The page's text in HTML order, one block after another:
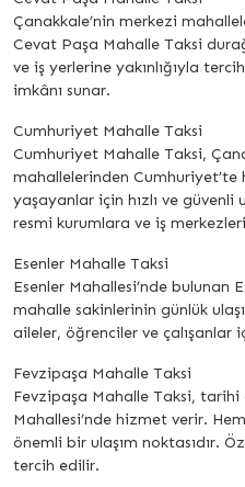
Çanakkale’nin merkezi
Cevat Paşa Mahalle Taksi
ve iş yerlerine yakınlığıyla
imkânı sunar.
Cumhuriyet Mahalle Taksi
Cumhuriyet Mahalle Taksi,
mahallelerinden
yaşayanlar için hızlı ve güvenli
resmi kurumlara ve iş
Esenler Mahalle Taksi
Esenler Mahallesi’nde bulunan
mahalle sakinlerinin günlük
aileler, öğrenciler ve çalışanlar
Fevzipaşa Mahalle Taksi
Fevzipaşa Mahalle Taksi,
Mahallesi’nde hizmet verir.
önemli bir ulaşım noktasıdır.
tercih edilir.